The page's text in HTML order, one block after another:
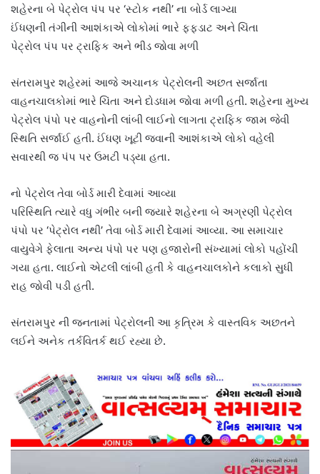
શહેરના બે પેટ્રોલ પંપ પર ‘સ્ટોક નથી’ ના બોર્ડ લાગ્યા
ઈંધણની તંગીની આશંકાએ લોકોમાં ભારે ફફડાટ અને ચિંતા
પેટ્રોલ પંપ પર ટ્રાફિક અને ભીડ જોવા મળી
સંતરામપુર શહેરમાં આજે અચાનક પેટ્રોલની અછત સર્જાતા
વાહનચાલકોમાં ભારે ચિંતા અને દોડધામ જોવા મળી હતી. શહેરના મુખ્ય
પેટ્રોલ પંપો પર વાહનોની લાંબી લાઈનો લાગતા ટ્રાફિક જામ જેવી
સ્થિતિ સર્જાઈ હતી. ઈંધણ ખૂટી જવાની આશંકાએ લોકો વહેલી
સવારથી જ પંપ પર ઉમટી પડ્યા હતા.
નો પેટ્રોલ તેવા બોર્ડ મારી દેવામાં આવ્યા
પરિસ્થિતિ ત્યારે વધુ ગંભીર બની જ્યારે શહેરના બે અગ્રણી પેટ્રોલ
પંપો પર ‘પેટ્રોલ નથી’ તેવા બોર્ડ મારી દેવામાં આવ્યા. આ સમાચાર
વાયુવેગે ફેલાતા અન્ય પંપો પર પણ હજારોની સંખ્યામાં લોકો પહોંચી
ગયા હતા. લાઈનો એટલી લાંબી હતી કે વાહનચાલકોને કલાકો સુધી
રાહ જોવી પડી હતી.
સંતરામપુર ની જનતામાં પેટ્રોલની આ કૃત્રિમ કે વાસ્તવિક અછતને
લઈને અનેક તર્કવિતર્ક થઈ રહ્યા છે.